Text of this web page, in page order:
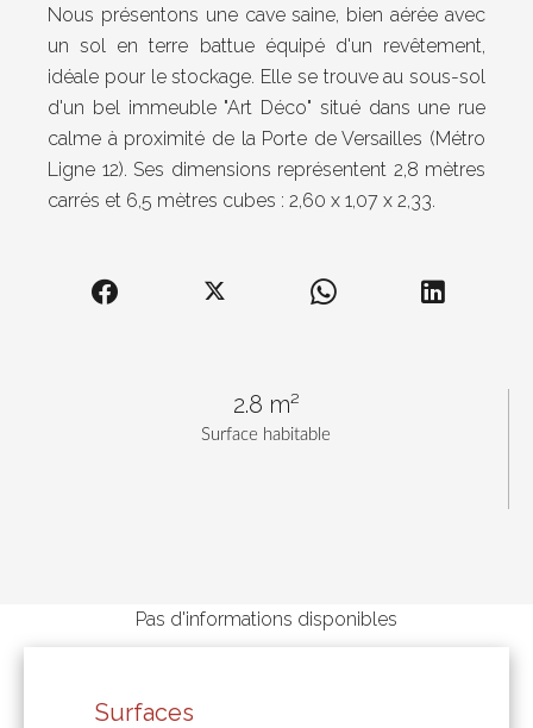
Surface habitable
2.8 m²
Nous présentons une cave saine, bien aérée avec
un sol en terre battue équipé d'un revêtement,
idéale pour le stockage. Elle se trouve au sous-sol
d'un bel immeuble "Art Déco" situé dans une rue
calme à proximité de la Porte de Versailles (Métro
Ligne 12). Ses dimensions représentent 2,8 mètres
carrés et 6,5 mètres cubes : 2,60 x 1,07 x 2,33.
Pas d'informations disponibles
Surfaces